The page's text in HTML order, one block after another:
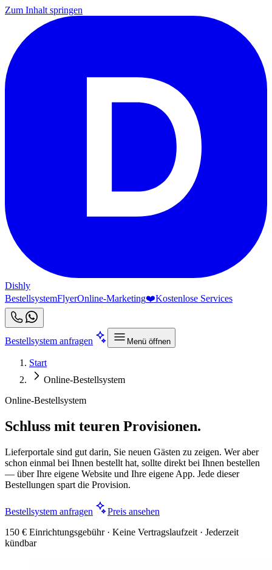
Zum Inhalt springen
Dishly
BestellsystemFlyerOnline-Marketing❤️Kostenlose Services
Bestellsystem anfragen Menü öffnen
Start
Online-Bestellsystem
Online-Bestellsystem
Schluss mit teuren Provisionen.
Lieferportale sind gut darin, Sie neuen Gästen zu zeigen. Wer aber
schon einmal bei Ihnen bestellt hat, sollte direkt bei Ihnen bestellen
— über Ihre eigene Website und Ihre eigene App. Jede dieser
Bestellungen spart die Provision.
Bestellsystem anfragen
Preis ansehen
150 € Einrichtungsgebühr · Keine Vertragslaufzeit · Jederzeit
kündbar